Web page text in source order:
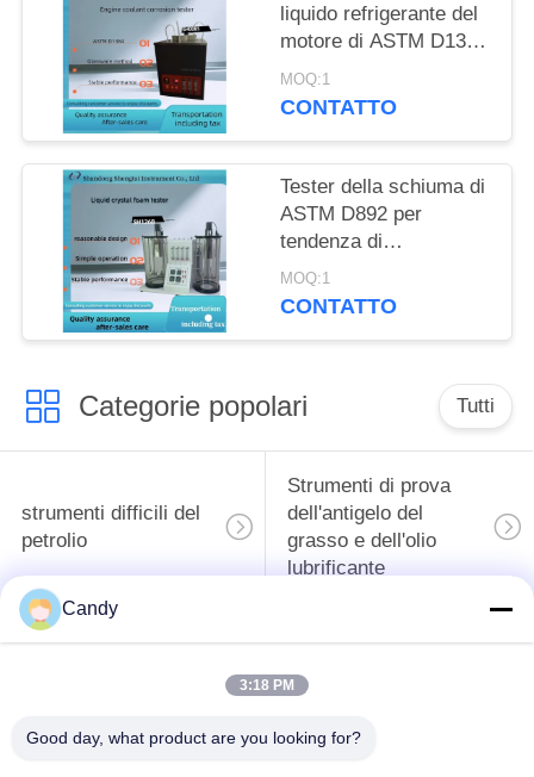
liquido refrigerante del
motore di ASTM D1384
fornito di compressore
d'aria silenzioso
MOQ:1
CONTATTO
Tester della schiuma di
ASTM D892 per
tendenza di
schiumatura di
misurazione/olio
MOQ:1
CONTATTO
Categorie popolari Tutti
strumenti difficili del
petrolio
Strumenti di prova
dell'antigelo del
grasso e dell'olio
lubrificante
Apparecchiatura di
Apparecchiatura di
trasformatore
Candy
3:18 PM
Good day, what product are you looking for?